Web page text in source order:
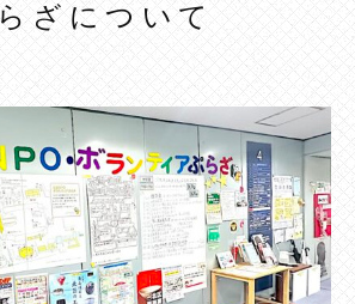
ぷらざについて